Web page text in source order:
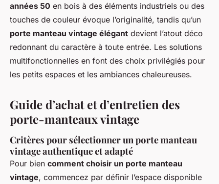
années 50 en bois à des éléments industriels ou des
touches de couleur évoque l’originalité, tandis qu’un
porte manteau vintage élégant devient l’atout déco
redonnant du caractère à toute entrée. Les solutions
multifonctionnelles en font des choix privilégiés pour
les petits espaces et les ambiances chaleureuses.
Guide d’achat et d’entretien des
porte-manteaux vintage
Critères pour sélectionner un porte manteau
vintage authentique et adapté
Pour bien comment choisir un porte manteau
vintage, commencez par définir l’espace disponible